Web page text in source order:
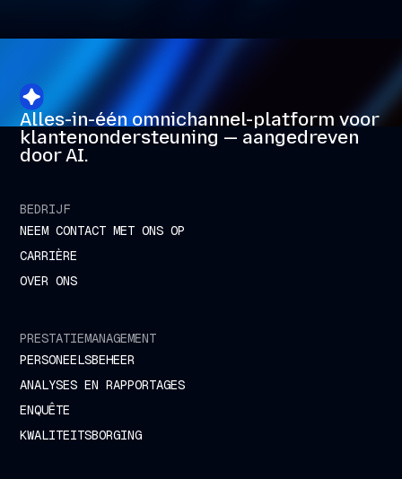
Alles-in-één omnichannel-platform voor
klantenondersteuning — aangedreven
door AI.
BEDRIJF
NEEM CONTACT MET ONS OP
CARRIÈRE
OVER ONS
PRESTATIEMANAGEMENT
PERSONEELSBEHEER
ANALYSES EN RAPPORTAGES
ENQUÊTE
KWALITEITSBORGING